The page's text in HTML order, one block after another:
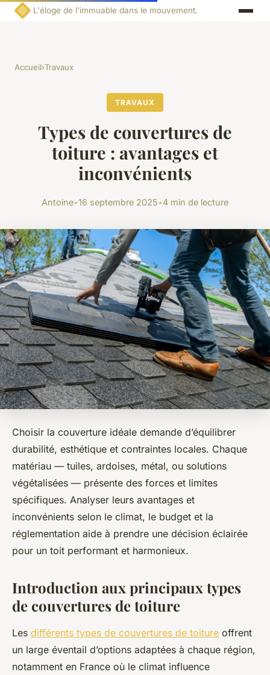
L'éloge de l'immuable dans le mouvement.
Accueil›Travaux
TRAVAUX
Types de couvertures de
toiture : avantages et
inconvénients
Antoine•16 septembre 2025•4 min de lecture
Choisir la couverture idéale demande d’équilibrer
durabilité, esthétique et contraintes locales. Chaque
matériau — tuiles, ardoises, métal, ou solutions
végétalisées — présente des forces et limites
spécifiques. Analyser leurs avantages et
inconvénients selon le climat, le budget et la
réglementation aide à prendre une décision éclairée
pour un toit performant et harmonieux.
Introduction aux principaux types
de couvertures de toiture
Les différents types de couvertures de toiture offrent
un large éventail d’options adaptées à chaque région,
notamment en France où le climat influence